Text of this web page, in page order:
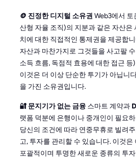
🪙 진정한 디지털 소유권 Web3에서 토
산형 자율 조직)의 지분과 같은 자산은
치에 대한 직접적인 통제권을 제공합
자산과 마찬가지로 그것들을 사고팔
소득 흐름, 독점적 효용에 대한 접근
이것은 더 이상 단순한 투기가 아닙니
을 가진 소유권입니다.
🔐 문지기가 없는 금융 스마트 계약과
랫폼 덕분에 은행이나 중개인이 필요
당신의 조건에 따라 연중무휴로 빌려
고, 투자를 관리할 수 있습니다. 이것
포괄적이며 투명한 새로운 종류의 투